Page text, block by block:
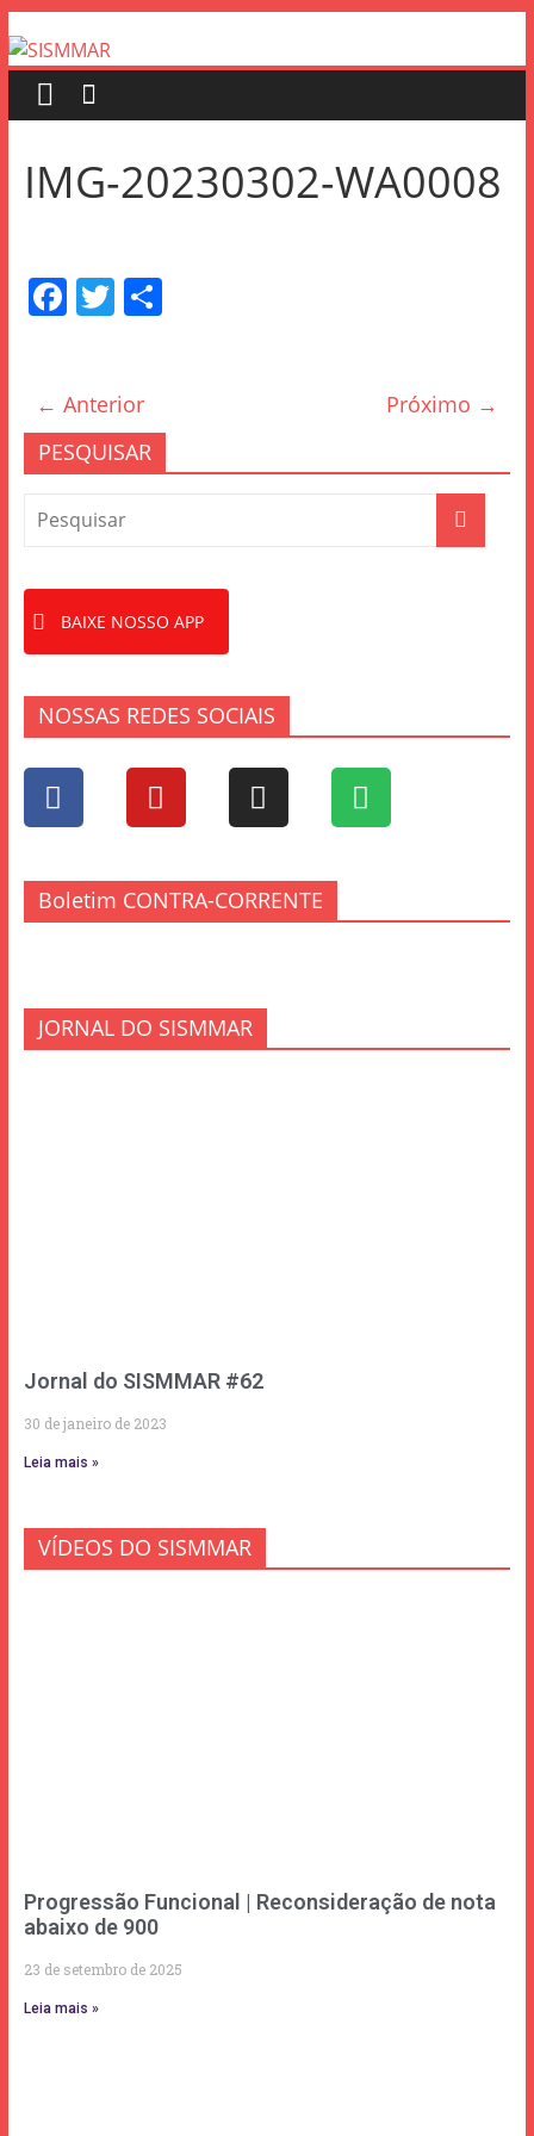
IMG-20230302-WA0008
F
e
b
o
o
T
er
S
← Anterior
Próximo →
PESQUISAR
BAIXE NOSSO APP
NOSSAS REDES SOCIAIS
Boletim CONTRA-CORRENTE
JORNAL DO SISMMAR
Jornal do SISMMAR #62
30 de janeiro de 2023
Leia mais »
VÍDEOS DO SISMMAR
Progressão Funcional | Reconsideração de nota
abaixo de 900
23 de setembro de 2025
Leia mais »